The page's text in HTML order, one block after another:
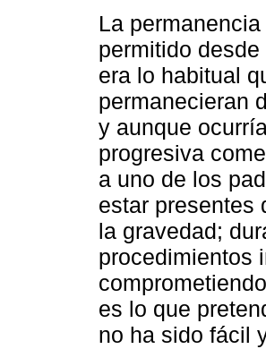
La
permitido
era lo habitual
permanecieran
y aunque
progresiva
a uno de los
estar presentes
la gravedad;
procedimientos
es lo que
no ha sido fácil